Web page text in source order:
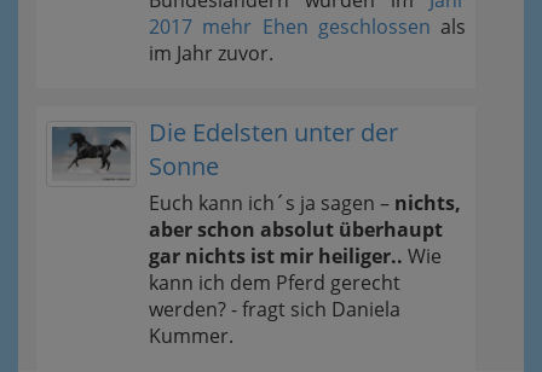
2017 mehr Ehen geschlossen als
im Jahr zuvor.
Die Edelsten unter der
Sonne
Euch kann ich´s ja sagen – nichts,
aber schon absolut überhaupt
gar nichts ist mir heiliger.. Wie
kann ich dem Pferd gerecht
werden? - fragt sich Daniela
Kummer.